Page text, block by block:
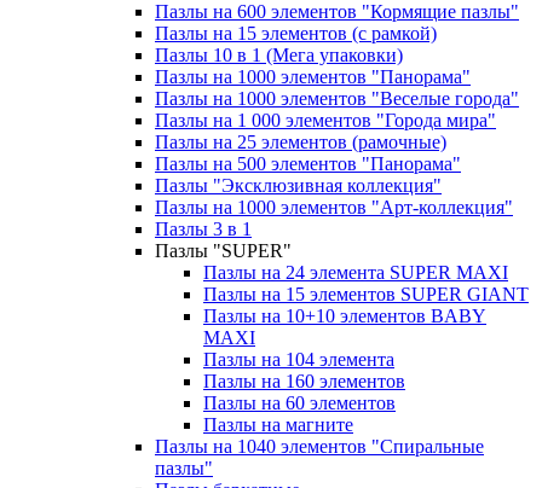
Пазлы на 600 элементов "Кормящие пазлы"
Пазлы на 15 элементов (с рамкой)
Пазлы 10 в 1 (Мега упаковки)
Пазлы на 1000 элементов "Панорама"
Пазлы на 1000 элементов "Веселые города"
Пазлы на 1 000 элементов "Города мира"
Пазлы на 25 элементов (рамочные)
Пазлы на 500 элементов "Панорама"
Пазлы "Эксклюзивная коллекция"
Пазлы на 1000 элементов "Арт-коллекция"
Пазлы 3 в 1
Пазлы "SUPER"
Пазлы на 24 элемента SUPER MAXI
Пазлы на 15 элементов SUPER GIANT
Пазлы на 10+10 элементов BABY
MAXI
Пазлы на 104 элемента
Пазлы на 160 элементов
Пазлы на 60 элементов
Пазлы на магните
Пазлы на 1040 элементов "Спиральные
пазлы"